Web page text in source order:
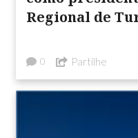
Regional de
0 Partilhe